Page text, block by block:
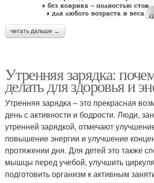
читать дальше →
Утренняя зарядка:
делать для здоровья и
Утренняя зарядка – это прекрасная
день с активности и бодрости. Люди,
утренней зарядкой, отмечают
повышение энергии и улучшение
протяжении дня. Для детей это также
мышцы перед учебой, улучшить
подготовить организм к активным